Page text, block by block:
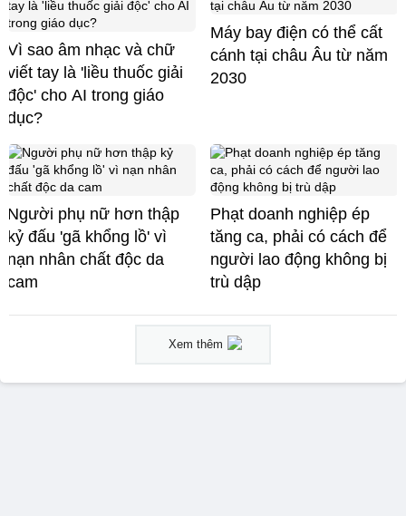
Vì sao âm nhạc và chữ
viết tay là 'liều thuốc giải
độc' cho AI trong giáo
dục?
Máy bay điện có thể cất
cánh tại châu Âu từ năm
2030
Người phụ nữ hơn thập
kỷ đấu 'gã khổng lồ' vì
nạn nhân chất độc da
cam
Phạt doanh nghiệp ép
tăng ca, phải có cách để
người lao động không bị
trù dập
Xem thêm